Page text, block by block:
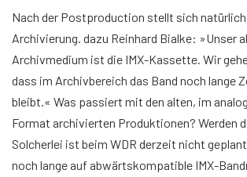
Nach der Postproduction stellt sich natürlich
Archivierung. dazu Reinhard Bialke: »Unser
Archivmedium ist die IMX-Kassette. Wir
dass im Archivbereich das Band noch lange
bleibt.« Was passiert mit den alten, im
Format archivierten Produktionen? Werden
Solcherlei ist beim WDR derzeit nicht
noch lange auf abwärtskompatible IMX-